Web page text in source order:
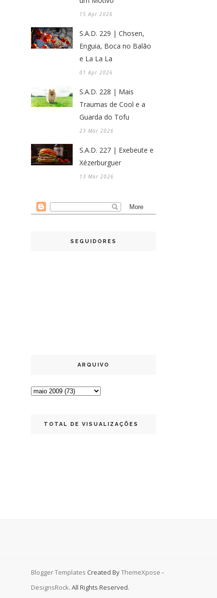
15 Apr 2026
S.A.D. 229 | Chosen,
Enguia, Boca no Balão
e La La La
01 Apr 2026
S.A.D. 228 | Mais
Traumas de Cool e a
Guarda do Tofu
23 Mar 2026
S.A.D. 227 | Exebeute e
Xézerburguer
13 Mar 2026
SEGUIDORES
ARQUIVO
TOTAL DE VISUALIZAÇÕES
Blogger Templates Created ByThemeXpose -
DesignsRock. All Rights Reserved.